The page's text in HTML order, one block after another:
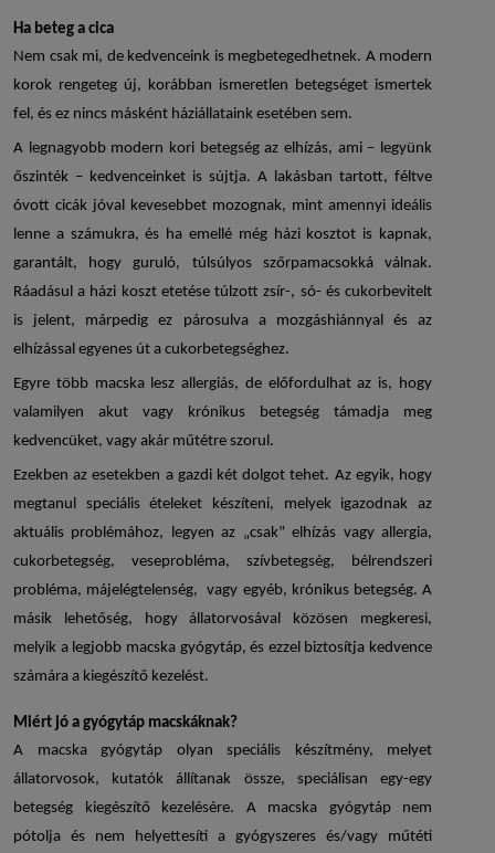
Ha beteg a cica
Nem csak mi, de kedvenceink is megbetegedhetnek. A modern
korok rengeteg új, korábban ismeretlen betegséget ismertek
fel, és ez nincs másként háziállataink esetében sem.
A legnagyobb modern kori betegség az elhízás, ami – legyünk
őszinték – kedvenceinket is sújtja. A lakásban tartott, féltve
óvott cicák jóval kevesebbet mozognak, mint amennyi ideális
lenne a számukra, és ha emellé még házi kosztot is kapnak,
garantált, hogy guruló, túlsúlyos szőrpamacsokká válnak.
Ráadásul a házi koszt etetése túlzott zsír-, só- és cukorbevitelt
is jelent, márpedig ez párosulva a mozgáshiánnyal és az
elhízással egyenes út a cukorbetegséghez.
Egyre több macska lesz allergiás, de előfordulhat az is, hogy
valamilyen akut vagy krónikus betegség támadja meg
kedvencüket, vagy akár műtétre szorul.
Ezekben az esetekben a gazdi két dolgot tehet. Az egyik, hogy
megtanul speciális ételeket készíteni, melyek igazodnak az
aktuális problémához, legyen az „csak” elhízás vagy allergia,
cukorbetegség, veseprobléma, szívbetegség, bélrendszeri
probléma, májelégtelenség, vagy egyéb, krónikus betegség. A
másik lehetőség, hogy állatorvosával közösen megkeresi,
melyik a legjobb macska gyógytáp, és ezzel biztosítja kedvence
számára a kiegészítő kezelést.
Miért jó a gyógytáp macskáknak?
A macska gyógytáp olyan speciális készítmény, melyet
állatorvosok, kutatók állítanak össze, speciálisan egy-egy
betegség kiegészítő kezelésére. A macska gyógytápnem
pótolja és nem helyettesíti a gyógyszeres és/vagy műtéti